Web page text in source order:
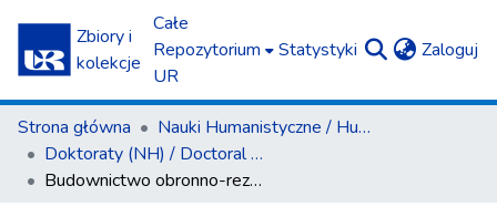
Zbiory i
kolekcje
Całe
Repozytorium
UR
Statystyki Zaloguj
Strona główna
Nauki Humanistyczne / Humanities
Doktoraty (NH) / Doctoral Theses (H)
Budownictwo obronno-rezydencjonalne Wacława II (1291-1305) w Małopolsce na tle ziem polskich. Studium archeologiczno-historyczne